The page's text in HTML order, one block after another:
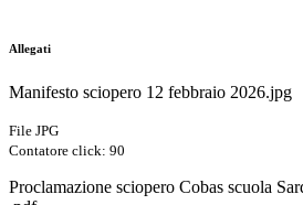
Allegati
Manifesto sciopero 12 febbraio 2026.jpg
File JPG
Contatore click: 90
Proclamazione sciopero Cobas scuola